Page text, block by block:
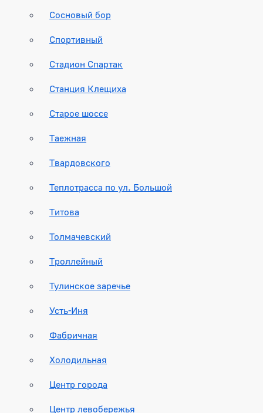
Сосновый бор
Спортивный
Стадион Спартак
Станция Клещиха
Старое шоссе
Таежная
Твардовского
Теплотрасса по ул. Большой
Титова
Толмачевский
Троллейный
Тулинское заречье
Усть-Иня
Фабричная
Холодильная
Центр города
Центр левобережья